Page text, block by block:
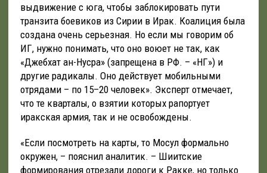
выдвижение с юга, чтобы заблокировать пути
транзита боевиков из Сирии в Ирак. Коалиция была
создана очень серьезная. Но если мы говорим об
ИГ, нужно понимать, что оно воюет не так, как
«Джебхат ан-Нусра» (запрещена в РФ. – «НГ») и
другие радикалы. Оно действует мобильными
отрядами – по 15–20 человек». Эксперт отмечает,
что те кварталы, о взятии которых рапортует
иракская армия, так и не освобождены.
«Если посмотреть на карты, то Мосул формально
окружен, – пояснил аналитик. – Шиитские
формирования отрезали дороги к Ракке, но только